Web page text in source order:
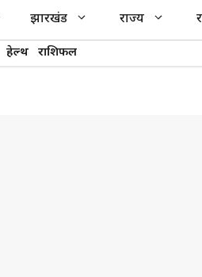
झारखंड राज्य
हेल्थ राशिफल